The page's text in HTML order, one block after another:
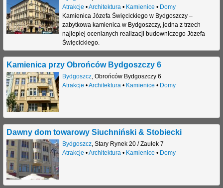
Atrakcje •Architektura• Kamienice • Domy
Kamienica Józefa Święcickiego w Bydgoszczy –
zabytkowa kamienica w Bydgoszczy, jedna z trzech
najlepiej ocenianych realizacji budowniczego Józefa
Święcickiego.
Kamienica przy Obrońców Bydgoszczy 6
Bydgoszcz, Obrońców Bydgoszczy 6
Atrakcje •Architektura • Kamienice • Domy
Dawny dom towarowy Siuchniński & Stobiecki
Bydgoszcz, Stary Rynek 20/Zaułek 7
Atrakcje •Architektura • Kamienice • Domy